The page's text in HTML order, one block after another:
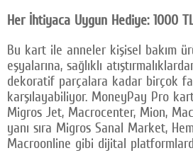
Her İhtiyaca Uygun Hediye: 1000
Bu kart ile anneler kişisel bakım
eşyalarına, sağlıklı
dekoratif parçalara kadar birçok
karşılayabiliyor. MoneyPay Pro
Migros Jet, Macrocenter, Mion,
yanı sıra Migros Sanal Market,
Macroonline gibi dijital